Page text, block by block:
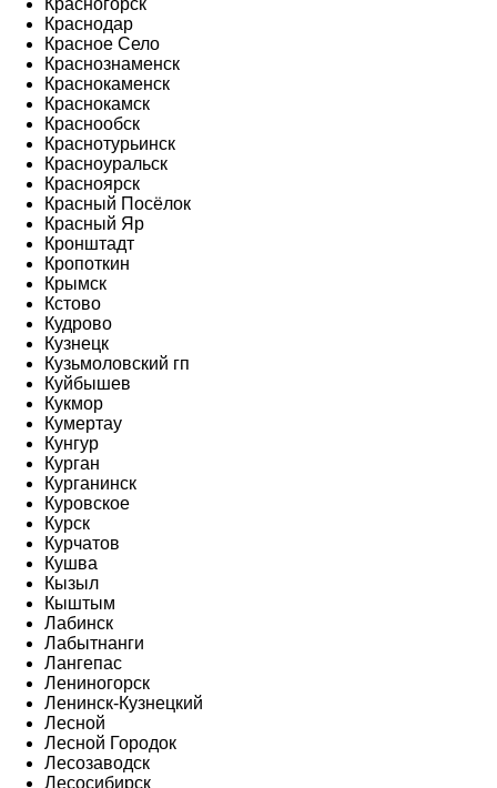
Красногорск
Краснодар
Красное Село
Краснознаменск
Краснокаменск
Краснокамск
Краснообск
Краснотурьинск
Красноуральск
Красноярск
Красный Посёлок
Красный Яр
Кронштадт
Кропоткин
Крымск
Кстово
Кудрово
Кузнецк
Кузьмоловский гп
Куйбышев
Кукмор
Кумертау
Кунгур
Курган
Курганинск
Куровское
Курск
Курчатов
Кушва
Кызыл
Кыштым
Лабинск
Лабытнанги
Лангепас
Лениногорск
Ленинск-Кузнецкий
Лесной
Лесной Городок
Лесозаводск
Лесосибирск